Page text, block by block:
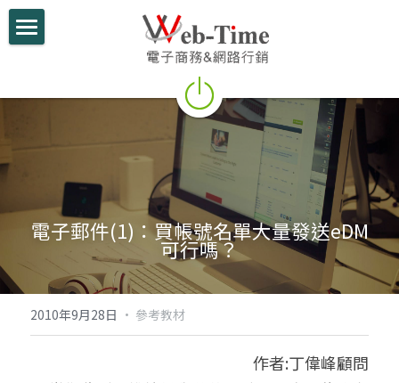
電商學堂
跨境電商
跨境行銷
微信行銷
網路開店
電商部落格
電子郵件(1)：買帳號名單大量發送eDM
可行嗎？
2010年9月28日 · 參考教材
作者:丁偉峰顧問